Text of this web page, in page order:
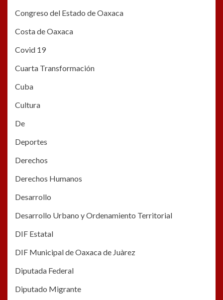
Congreso del Estado de Oaxaca
Costa de Oaxaca
Covid 19
Cuarta Transformación
Cuba
Cultura
De
Deportes
Derechos
Derechos Humanos
Desarrollo
Desarrollo Urbano y Ordenamiento Territorial
DIF Estatal
DIF Municipal de Oaxaca de Juàrez
Diputada Federal
Diputado Migrante